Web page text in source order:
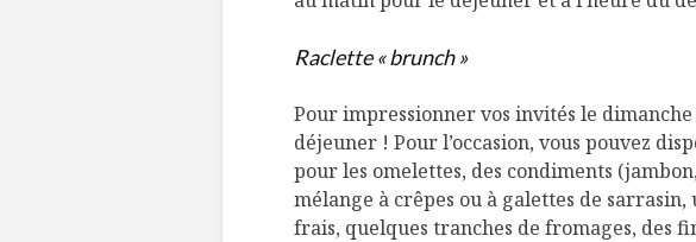
Raclette « brunch »
Pour impressionner vos invités le
déjeuner ! Pour l’occasion, vous pouvez
pour les omelettes, des condiments
mélange à crêpes ou à galettes de
frais, quelques tranches de fromages, des